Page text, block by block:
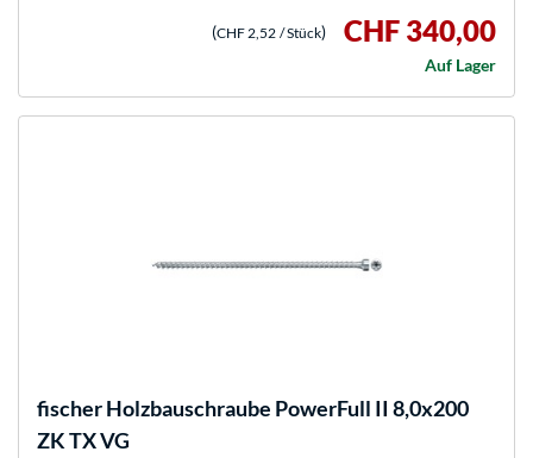
(CHF 2,52 / Stück) CHF 340,00
Auf Lager
fischerHolzbauschraube PowerFull II 8,0x200
ZK TX VG